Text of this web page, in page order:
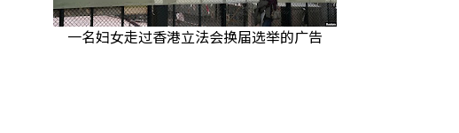
一名妇女走过香港立法会换届选举的广告